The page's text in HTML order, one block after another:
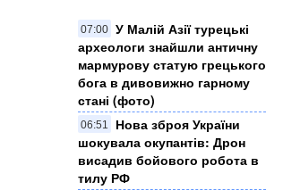
07:00 У Малій Азії турецькі
археологи знайшли античну
мармурову статую грецького
бога в дивовижно гарному
стані (фото)
06:51
Нова зброя України
шокувала окупантів: Дрон
висадив бойового робота в
тилу РФ